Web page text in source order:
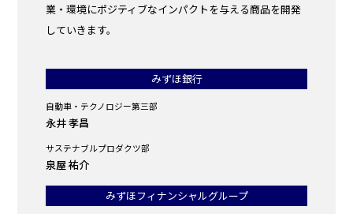
業・環境にポジティブなインパクトを与える商品を開発
していきます。
みずほ銀行
自動車・テクノロジー第三部
永井 孝昌
サステナブルプロダクツ部
泉屋 祐介
みずほフィナンシャルグループ